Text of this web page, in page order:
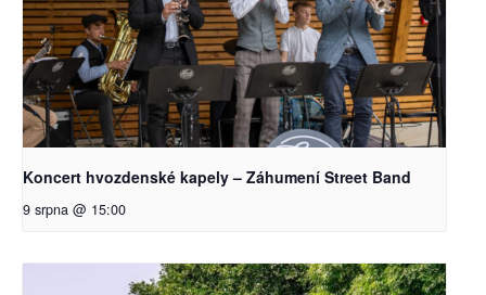
Koncert hvozdenské kapely – Záhumení Street Band
9 srpna @ 15:00